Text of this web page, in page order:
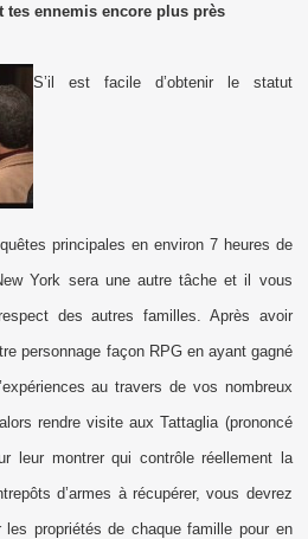
tes ennemis encore plus près
S’il est facile d’obtenir le statut
principales en environ 7 heures de
York sera une autre tâche et il vous
des autres familles. Après avoir
personnage façon RPG en ayant gagné
au travers de vos nombreux
rendre visite aux Tattaglia (prononcé
leur montrer qui contrôle réellement la
d’armes à récupérer, vous devrez
propriétés de chaque famille pour en